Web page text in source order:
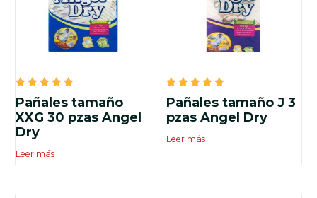
Valorado
en
5.00
de 5
Pañales tamaño
XXG 30 pzas Angel
Dry
Leer más
Valorado
en
5.00
de 5
Pañales tamaño J 3
pzas Angel Dry
Leer más